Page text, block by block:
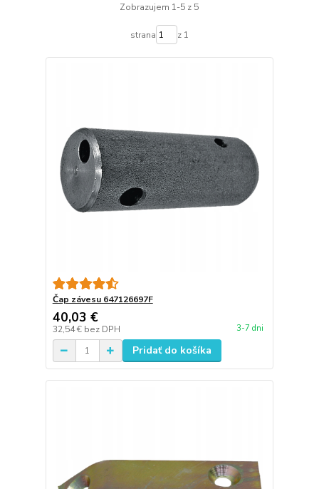
Zobrazujem 1-5 z 5
strana z 1
Čap závesu 647126697F
40,03 €
32,54 € bez DPH 3-7 dni
Pridať do košíka